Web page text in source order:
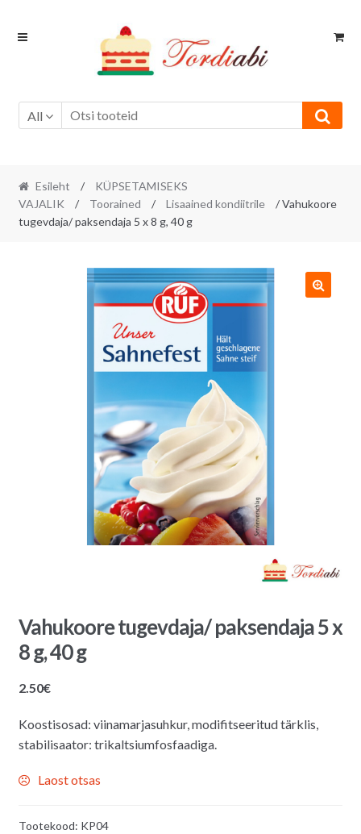
Skip
Skip
All
Esileht /
KÜPSETAMISEKS
VAJALIK
/ Toorained / Lisaained kondiitrile
/ Vahukoore
tugevdaja/ paksendaja 5 x 8 g, 40 g
Vahukoore tugevdaja/ paksendaja 5 x
8 g, 40 g
2.50€
Koostisosad: viinamarjasuhkur, modifitseeritud tärklis,
stabilisaator: trikaltsiumfosfaadiga.
Laost otsas
Tootekood: KP04